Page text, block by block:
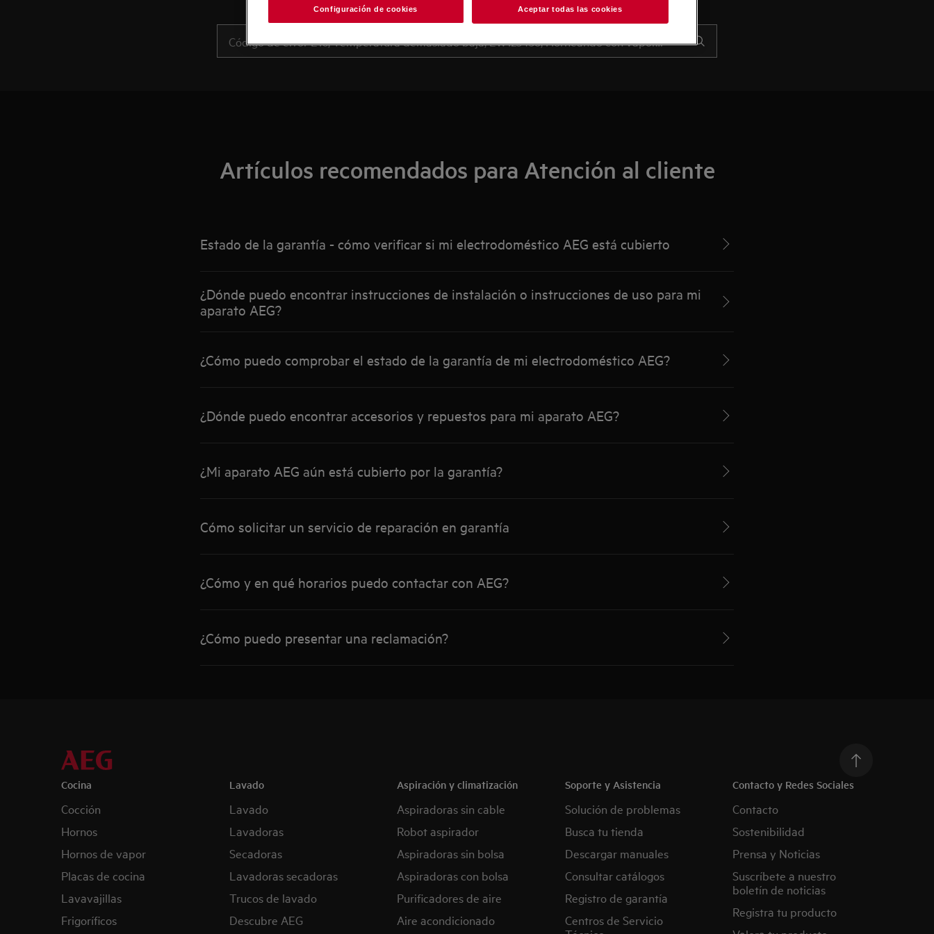
Artículos recomendados para Atención al cliente
Estado de la garantía - cómo verificar si mi electrodoméstico AEG está cubierto
¿Dónde puedo encontrar instrucciones de instalación o instrucciones de uso para mi
aparato AEG?
¿Cómo puedo comprobar el estado de la garantía de mi electrodoméstico AEG?
¿Dónde puedo encontrar accesorios y repuestos para mi aparato AEG?
¿Mi aparato AEG aún está cubierto por la garantía?
Cómo solicitar un servicio de reparación en garantía
¿Cómo y en qué horarios puedo contactar con AEG?
¿Cómo puedo presentar una reclamación?
Cocina
Cocción
Hornos
Hornos de vapor
Placas de cocina
Lavavajillas
Frigoríficos
Lavado
Lavado
Lavadoras
Secadoras
Lavadoras secadoras
Trucos de lavado
Descubre AEG
Aspiración y climatización
Aspiradoras sin cable
Robot aspirador
Aspiradoras sin bolsa
Aspiradoras con bolsa
Purificadores de aire
Aire acondicionado
Soporte y Asistencia
Solución de problemas
Busca tu tienda
Descargar manuales
Consultar catálogos
Registro de garantía
Centros de Servicio
Contacto y Redes Sociales
Contacto
Sostenibilidad
Prensa y Noticias
Suscríbete a nuestro
boletín de noticias
Registra tu producto
Configuración de cookies Aceptar todas las cookies